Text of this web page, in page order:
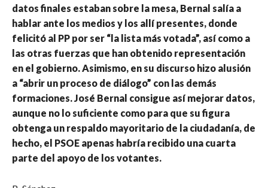
datos finales estaban sobre la mesa, Bernal salía a
hablar ante los medios y los allí presentes, donde
felicitó al PP por ser “la lista más votada”, así como a
las otras fuerzas que han obtenido representación
en el gobierno. Asimismo, en su discurso hizo alusión
a “abrir un proceso de diálogo” con las demás
formaciones. José Bernal consigue así mejorar datos,
aunque no lo suficiente como para que su figura
obtenga un respaldo mayoritario de la ciudadanía, de
hecho, el PSOE apenas habría recibido una cuarta
parte del apoyo de los votantes.